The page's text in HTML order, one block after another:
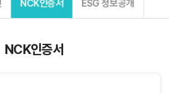
NCK인증서 ESG 정보공개
NCK인증서